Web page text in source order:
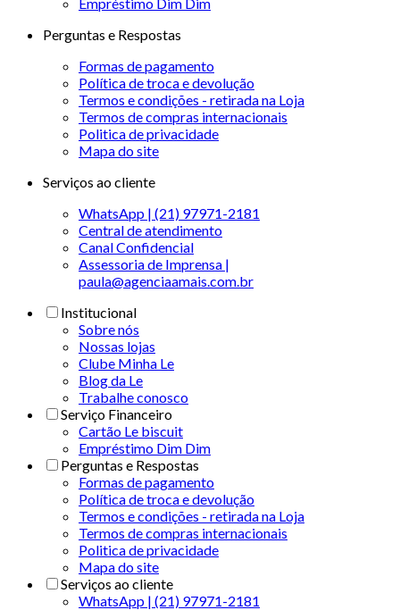
Perguntas e Respostas
Formas de pagamento
Política de troca e devolução
Termos e condições - retirada na Loja
Termos de compras internacionais
Politica de privacidade
Mapa do site
Serviços ao cliente
WhatsApp | (21) 97971-2181
Central de atendimento
Canal Confidencial
Assessoria de Imprensa |
paula@agenciaamais.com.br
Institucional
Sobre nós
Nossas lojas
Clube Minha Le
Blog da Le
Trabalhe conosco
Serviço Financeiro
Cartão Le biscuit
Empréstimo Dim Dim
Perguntas e Respostas
Formas de pagamento
Política de troca e devolução
Termos e condições - retirada na Loja
Termos de compras internacionais
Politica de privacidade
Mapa do site
Serviços ao cliente
WhatsApp | (21) 97971-2181